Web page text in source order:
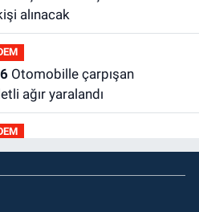
alınacak
Otomobille çarpışan
ağır yaralandı
Cumhurbaşkanı Erdoğan’ın
söküp indirdi